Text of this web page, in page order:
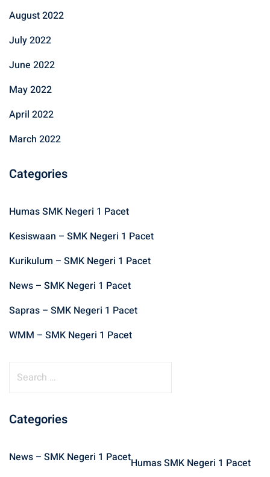
August 2022
July 2022
June 2022
May 2022
April 2022
March 2022
Categories
Humas SMK Negeri 1 Pacet
Kesiswaan – SMK Negeri 1 Pacet
Kurikulum – SMK Negeri 1 Pacet
News – SMK Negeri 1 Pacet
Sapras – SMK Negeri 1 Pacet
WMM – SMK Negeri 1 Pacet
r
f
Categories
News – SMK Negeri 1 PacetHumas SMK Negeri 1 Pacet